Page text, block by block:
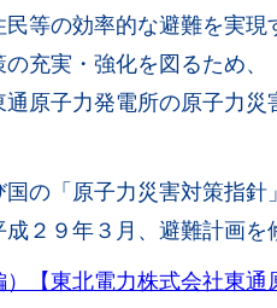
等の効率的な避難を実
充実・強化を図るため
原子力発電所の原子力
の「原子力災害対策指針
２９年３月、避難計画を
【東北電力株式会社東